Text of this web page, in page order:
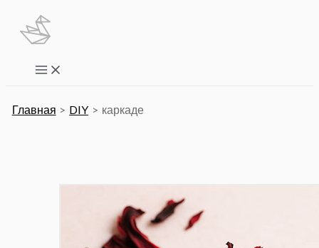
Перейти
содержимому
Main
Menu
Главная DIY каркаде